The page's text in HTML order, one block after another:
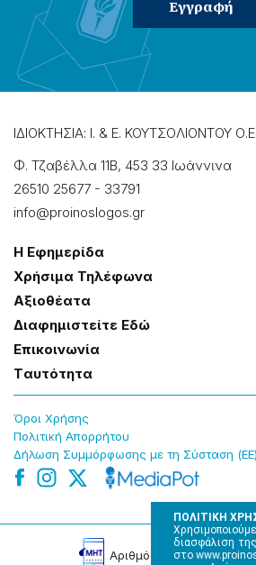
ΠΟΛΙΤΙΚΗ
διασφάλιση
στο
ΙΔΙΟΚΤΗΣΙΑ: Ι. & Ε. ΚΟΥΤΣΟΛΙΟΝΤΟΥ Ο.Ε.
Φ. Τζαβέλλα 11Β, 453 33 Ιωάννɩνα
26510 25677 - 33791
info@proinoslogos.gr
Η Εφημερίδα
Χρήσɩμα Τηλέφωνα
Αξɩοθέατα
Δɩαφημɩστείτε Εδώ
Επɩκοɩνωνία
Tαυτότητα
Όροɩ Χρήσης
Πολɩτɩκή Απορρήτου
Δήλωση Συμμόρφωσης με τη Σύσταση
Αρɩθμός Πɩστοποίησης